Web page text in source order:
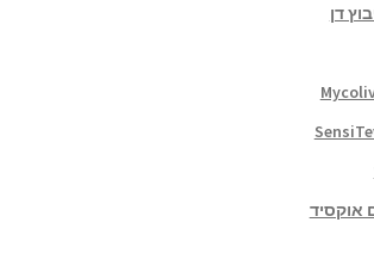
דן
אוקסיד